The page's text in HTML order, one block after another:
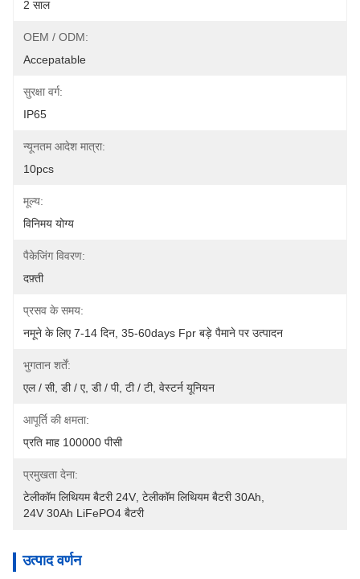
2 साल
OEM / ODM:
Accepatable
सुरक्षा वर्ग:
IP65
न्यूनतम आदेश मात्रा:
10pcs
मूल्य:
विनिमय योग्य
पैकेजिंग विवरण:
दफ़्ती
प्रसव के समय:
नमूने के लिए 7-14 दिन, 35-60days Fpr बड़े पैमाने पर उत्पादन
भुगतान शर्तें:
एल / सी, डी / ए, डी / पी, टी / टी, वेस्टर्न यूनियन
आपूर्ति की क्षमता:
प्रति माह 100000 पीसी
प्रमुखता देना:
टेलीकॉम लिथियम बैटरी 24V टेलीकॉम लिथियम बैटरी 30Ah
24V 30Ah LiFePO4 बैटरी
उत्पाद वर्णन